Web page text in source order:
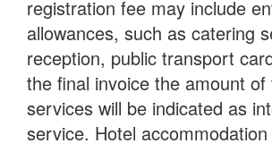
registration fee may include
allowances, such as catering
reception, public transport
the final invoice the amount of
services will be indicated as
service. Hotel